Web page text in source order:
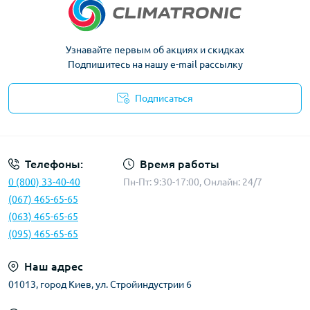
Узнавайте первым об акциях и скидках
Подпишитесь на нашу e-mail рассылку
Подписаться
Телефоны:
0 (800) 33-40-40
(067) 465-65-65
(063) 465-65-65
(095) 465-65-65
Время работы
Пн-Пт: 9:30-17:00, Онлайн: 24/7
Наш адрес
01013, город Киев, ул. Стройиндустрии 6